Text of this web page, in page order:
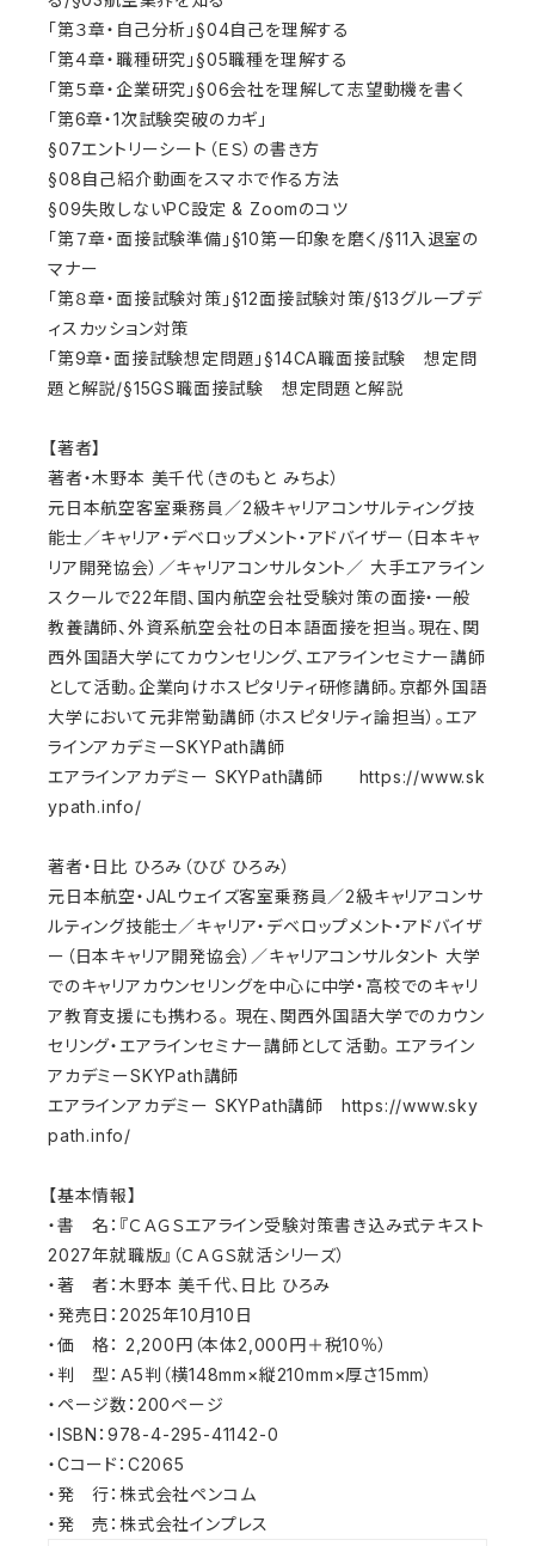
「第３章・自己分析」§04自己を理解する
「第４章・職種研究」§05職種を理解する
「第５章・企業研究」§06会社を理解して志望動機を書く
「第6章・1次試験突破のカギ」
§07エントリーシート（ＥＳ）の書き方
§08自己紹介動画をスマホで作る方法
§09失敗しないPC設定 & Zoomのコツ
「第７章・面接試験準備」§10第一印象を磨く/§11入退室の
マナー
「第８章・面接試験対策」§12面接試験対策/§13グループデ
ィスカッション対策
「第9章・面接試験想定問題」§14CA職面接試験 想定問
題と解説/§15GS職面接試験 想定問題と解説
【著者】
著者・木野本 美千代（きのもと みちよ）
元日本航空客室乗務員／2級キャリアコンサルティング技
能士／キャリア・デベロップメント・アドバイザー（日本キャ
リア開発協会）／キャリアコンサルタント／ 大手エアライン
スクールで22年間、国内航空会社受験対策の面接・一般
教養講師、外資系航空会社の日本語面接を担当。現在、関
西外国語大学にてカウンセリング、エアラインセミナー講師
として活動。企業向けホスピタリティ研修講師。京都外国語
大学において元非常勤講師（ホスピタリティ論担当）。エア
ラインアカデミーSKYPath講師
エアラインアカデミー SKYPath講師 https://www.sk
ypath.info/
著者・日比 ひろみ（ひび ひろみ）
元日本航空・JALウェイズ客室乗務員／2級キャリアコンサ
ルティング技能士／キャリア・デベロップメント・アドバイザ
ー（日本キャリア開発協会）／キャリアコンサルタント 大学
でのキャリアカウンセリングを中心に中学・高校でのキャリ
ア教育支援にも携わる。 現在、関西外国語大学でのカウン
セリング・エアラインセミナー講師として活動。 エアライン
アカデミーSKYPath講師
エアラインアカデミー SKYPath講師 https://www.sky
path.info/
【基本情報】
・書 名：『ＣＡＧＳエアライン受験対策書き込み式テキスト
2027年就職版』（ＣＡＧＳ就活シリーズ）
・著 者：木野本 美千代、日比 ひろみ
・発売日：2025年10月10日
・価 格： 2,200円（本体2,000円＋税10％）
・判 型：Ａ5判（横148mm×縦210mm×厚さ15mm）
・ページ数：200ページ
・ISBN：978-4-295-41142-0
・Cコード：C2065
・発 行：株式会社ペンコム
・発 売：株式会社インプレス